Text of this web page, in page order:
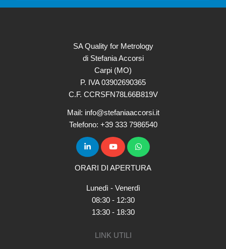
SA Quality for Metrology
di Stefania Accorsi
Carpi (MO)
P. IVA 03902690365
C.F. CCRSFN78L66B819V
Mail: info@stefaniaaccorsi.it
Telefono: +39 333 7986540
ORARI DI APERTURA
Lunedì - Venerdì
08:30 - 12:30
13:30 - 18:30
LINK UTILI